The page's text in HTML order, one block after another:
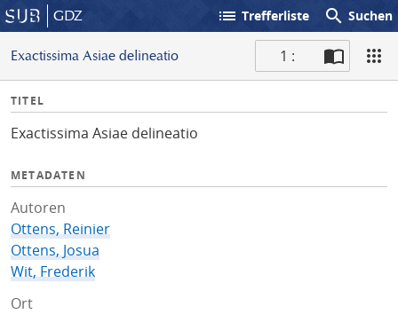
GDZ list Trefferliste search Suchen
Exactissima Asiae delineatio 1 :
I
f
TITEL
Exactissima Asiae delineatio
METADATEN
Autoren
Ottens, Reinier
Ottens, Josua
Wit, Frederik
Ort